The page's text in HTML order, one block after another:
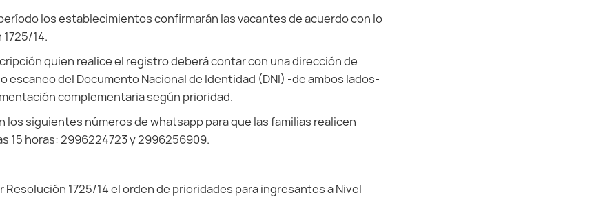
los establecimientos confirmarán las vacantes de acuerdo con lo
14.
quien realice el registro deberá contar con una dirección de
escaneo del Documento Nacional de Identidad (DNI) -de ambos lados-
complementaria según prioridad.
los siguientes números de whatsapp para que las familias realicen
15 horas: 2996224723 y 2996256909.
1725/14 el orden de prioridades para ingresantes a Nivel